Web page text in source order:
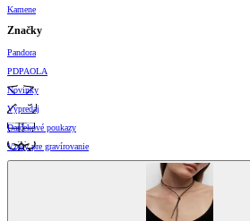
Kamene
Značky
Pandora
PDPAOLA
Novinky
Výpredaj
Darčekové poukazy
Vzory pre gravírovanie